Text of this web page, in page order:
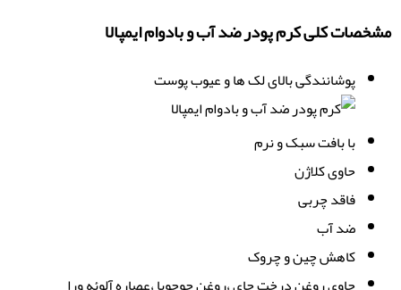
مشخصات کلی کرم پودر ضد آب و بادوام ایمپالا
پوشانندگی بالای لک ها و عیوب پوست
با بافت سبک و نرم
حاوی کلاژن
فاقد چربی
ضد آب
کاهش چین و چروک